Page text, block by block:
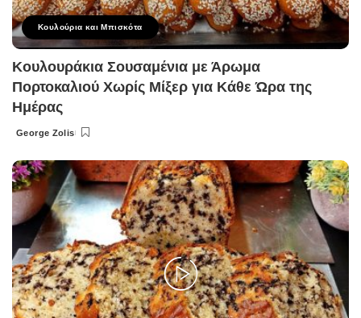
Κουλούρια και Μπισκότα
Κουλουράκια Σουσαμένια με Άρωμα
Πορτοκαλιού Χωρίς Μίξερ για Κάθε Ώρα της
Ημέρας
Posted
George Zolis